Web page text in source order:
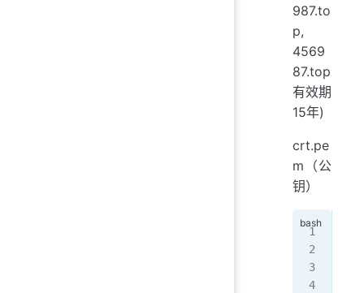
987.to
p,
4569
87.top
有效期
15年)
crt.pe
m（公
钥）